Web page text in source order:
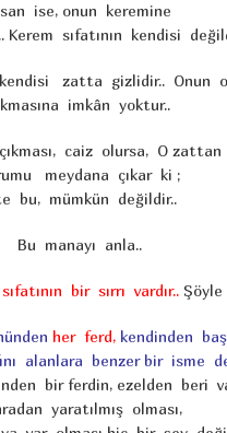
ise, onun keremine
sıfatının kendisi
kendisi zatta gizlidir.. Onun
imkân yoktur..
caiz olursa, O zattan
meydana çıkar ki ;
bu, mümkün değildir..
Bu manayı anla..
bir sırrı vardır.. Şöyle
her ferd, kendinden
alanlara benzer bir isme
bir ferdin, ezelden beri
yaratılmış olması,